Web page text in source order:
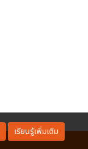
เรียนรู้เพิ่มเติม